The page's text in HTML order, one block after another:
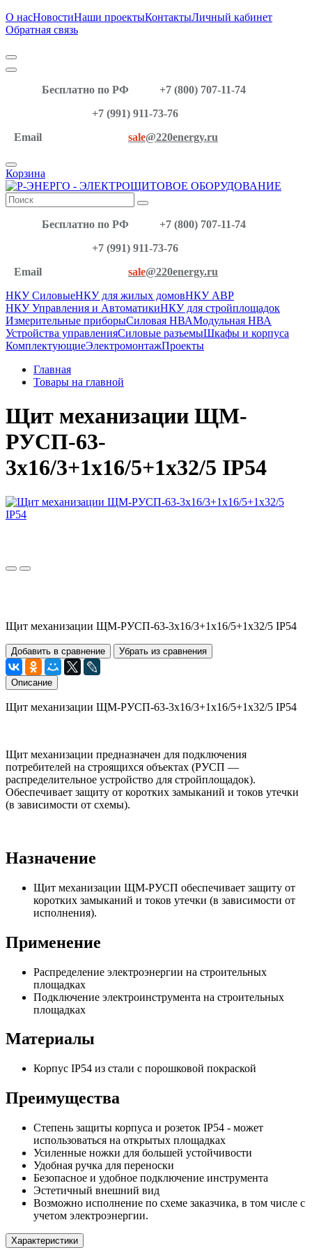
О насНовостиНаши проектыКонтактыЛичный кабинет
Обратная связь
Бесплатно по РФ
+7 (800) 707-11-74
+7 (991) 911-73-76
Email
sale@220energy.ru
Корзина
Бесплатно по РФ
+7 (800) 707-11-74
+7 (991) 911-73-76
Email
sale@220energy.ru
НКУ СиловыеНКУ для жилых домовНКУ АВР
НКУ Управления и АвтоматикиНКУ для стройплощадок
Измерительные приборыСиловая НВАМодульная НВА
Устройства управленияСиловые разъемыШкафы и корпуса
КомплектующиеЭлектромонтажПроекты
Главная
Товары на главной
Щит механизации ЩМ-
РУСП-63-
3х16/3+1х16/5+1х32/5 IP54
Щит механизации ЩМ-РУСП-63-3х16/3+1х16/5+1х32/5 IP54
Добавить в сравнение Убрать из сравнения
Описание
Щит механизации ЩМ-РУСП-63-3х16/3+1х16/5+1х32/5 IP54
Щит механизации предназначен для подключения
потребителей на строящихся объектах (РУСП —
распределительное устройство для стройплощадок).
Обеспечивает защиту от коротких замыканий и токов утечки
(в зависимости от схемы).
Назначение
Щит механизации ЩМ-РУСП обеспечивает защиту от
коротких замыканий и токов утечки (в зависимости от
исполнения).
Применение
Распределение электроэнергии на строительных
площадках
Подключение электроинструмента на строительных
площадках
Материалы
Корпус IP54 из стали с порошковой покраской
Преимущества
Степень защиты корпуса и розеток IP54 - может
использоваться на открытых площадках
Усиленные ножки для большей устойчивости
Удобная ручка для переноски
Безопасное и удобное подключение инструмента
Эстетичный внешний вид
Возможно исполнение по схеме заказчика, в том числе с
учетом электроэнергии.
Характеристики